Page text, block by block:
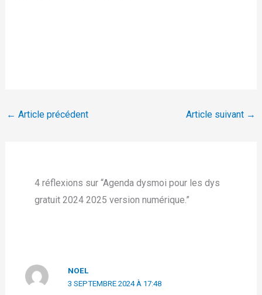
← Article précédent Article suivant →
4 réflexions sur “Agenda dysmoi pour les dys
gratuit 2024 2025 version numérique.”
NOEL
3 SEPTEMBRE 2024 À 17:48